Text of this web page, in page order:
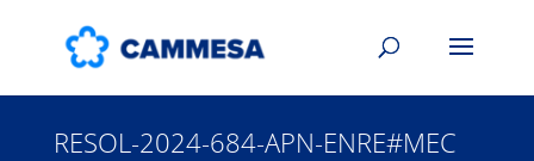
RESOL-2024-684-APN-ENRE#MEC